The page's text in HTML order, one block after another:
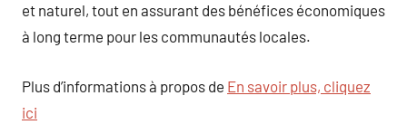
et naturel, tout en assurant des bénéfices économiques
à long terme pour les communautés locales.
Plus d’informations à propos de En savoir plus, cliquez
ici